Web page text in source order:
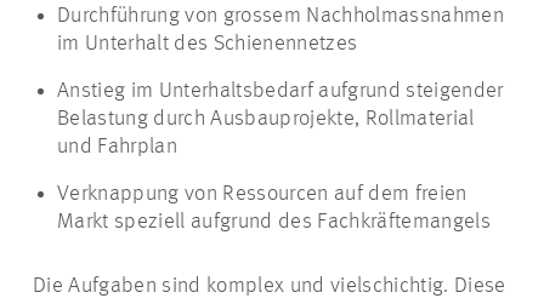
Durchführung von grossem Nachholmassnahmen
im Unterhalt des Schienennetzes
Anstieg im Unterhaltsbedarf aufgrund steigender
Belastung durch Ausbauprojekte, Rollmaterial
und Fahrplan
Verknappung von Ressourcen auf dem freien
Markt speziell aufgrund des Fachkräftemangels
Die Aufgaben sind komplex und vielschichtig. Diese